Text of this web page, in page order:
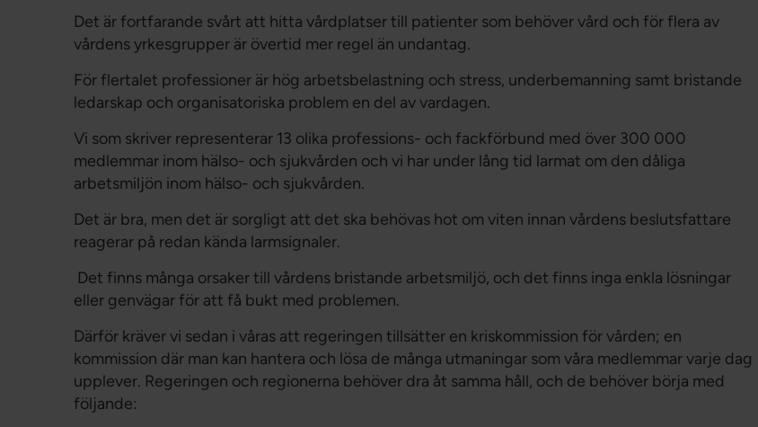
Det är fortfarande svårt att hitta vårdplatser till patienter som behöver vård och för flera av
vårdens yrkesgrupper är övertid mer regel än undantag.
För flertalet professioner är hög arbetsbelastning och stress, underbemanning samt bristande
ledarskap och organisatoriska problem en del av vardagen.
Vi som skriver representerar 13 olika professions- och fackförbund med över 300 000
medlemmar inom hälso- och sjukvården och vi har under lång tid larmat om den dåliga
arbetsmiljön inom hälso- och sjukvården.
Det är bra, men det är sorgligt att det ska behövas hot om viten innan vårdens beslutsfattare
reagerar på redan kända larmsignaler.
Det finns många orsaker till vårdens bristande arbetsmiljö, och det finns inga enkla lösningar
eller genvägar för att få bukt med problemen.
Därför kräver vi sedan i våras att regeringen tillsätter en kriskommission för vården; en
kommission där man kan hantera och lösa de många utmaningar som våra medlemmar varje dag
upplever. Regeringen och regionerna behöver dra åt samma håll, och de behöver börja med
följande: